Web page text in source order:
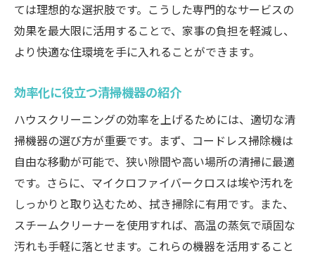
ては理想的な選択肢です。こうした専門的なサービスの
効果を最大限に活用することで、家事の負担を軽減し、
より快適な住環境を手に入れることができます。
効率化に役立つ清掃機器の紹介
ハウスクリーニングの効率を上げるためには、適切な清
掃機器の選び方が重要です。まず、コードレス掃除機は
自由な移動が可能で、狭い隙間や高い場所の清掃に最適
です。さらに、マイクロファイバークロスは埃や汚れを
しっかりと取り込むため、拭き掃除に有用です。また、
スチームクリーナーを使用すれば、高温の蒸気で頑固な
汚れも手軽に落とせます。これらの機器を活用すること